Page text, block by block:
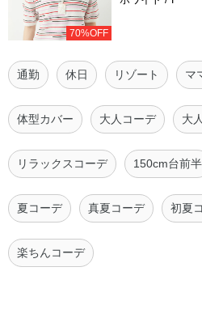
70%OFF
通勤 休日 リゾート マ
体型カバー 大人コーデ 大
リラックスコーデ 150cm台前半
夏コーデ 真夏コーデ 初夏
楽ちんコーデ